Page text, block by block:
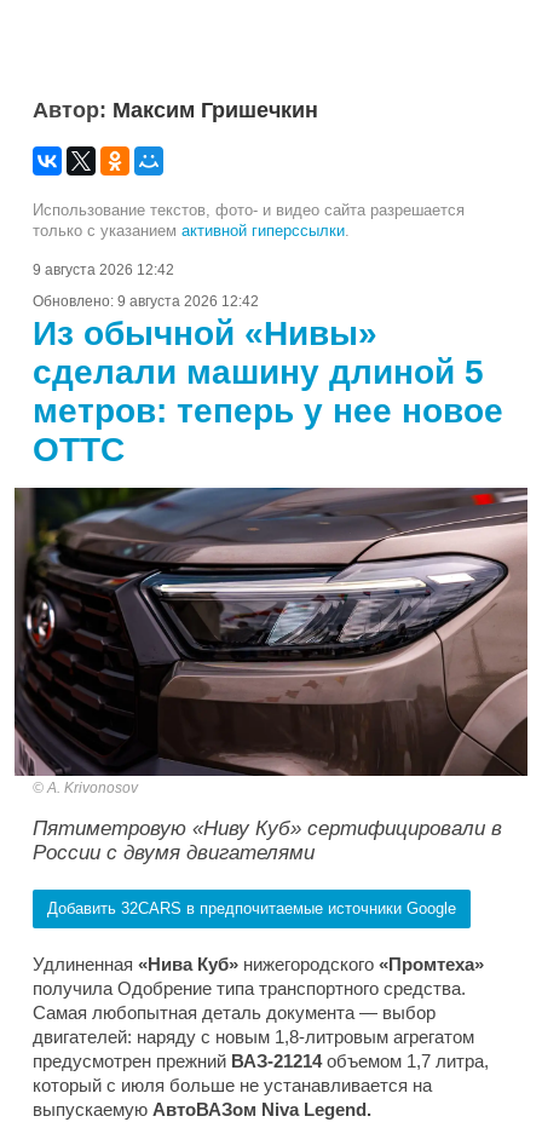
Автор: Максим Гришечкин
Использование текстов, фото- и видео сайта разрешается
только с указанием активной гиперссылки.
9 августа 2026 12:42
Обновлено: 9 августа 2026 12:42
Из обычной «Нивы»
сделали машину длиной 5
метров: теперь у нее новое
ОТТС
A. Krivonosov
Пятиметровую «Ниву Куб» сертифицировали в
России с двумя двигателями
Добавить 32CARS в предпочитаемые источники Google
Удлиненная «Нива Куб» нижегородского «Промтеха»
получила Одобрение типа транспортного средства.
Самая любопытная деталь документа — выбор
двигателей: наряду с новым 1,8-литровым агрегатом
предусмотрен прежний ВАЗ-21214объемом 1,7 литра,
который с июля больше не устанавливается на
выпускаемую АвтоВАЗом Niva Legend.